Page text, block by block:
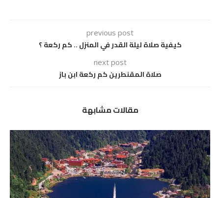
previous post
كيفية صلاة ليلة القدر في المنزل .. كم ركعة ؟
next post
صلاة المقنطرين كم ركعة ابن باز
مقالات مشابهة